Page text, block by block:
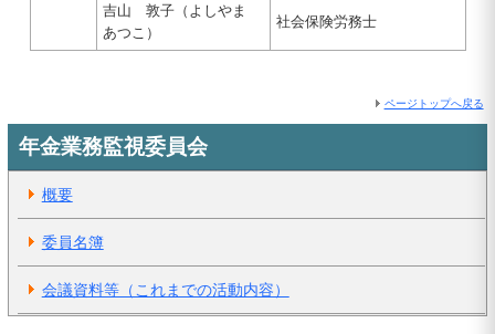
吉山 敦子（よしやま
あつこ）
社会保険労務士
ページトップへ戻る
年金業務監視委員会
概要
委員名簿
会議資料等（これまでの活動内容）